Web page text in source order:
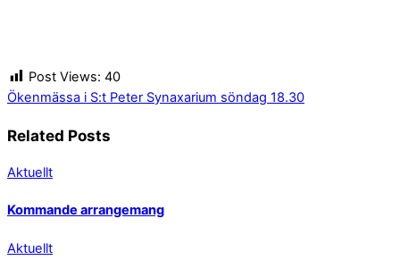
Post Views: 40
Ökenmässa i S:t Peter Synaxarium söndag 18.30
Related Posts
Aktuellt
Kommande arrangemang
Aktuellt